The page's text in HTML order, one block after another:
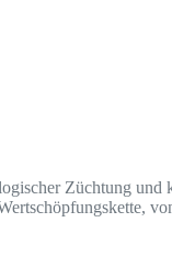
Züchtung und